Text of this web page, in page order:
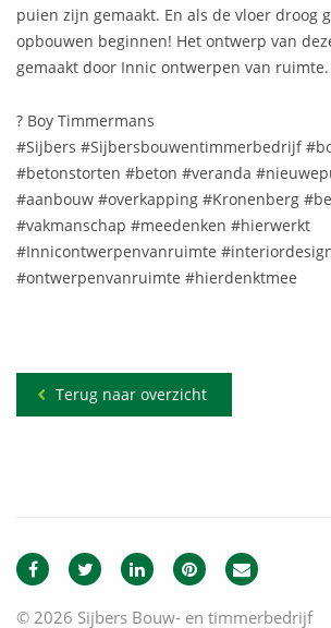
puien zijn gemaakt. En als de vloer droog
opbouwen beginnen! Het ontwerp van
gemaakt door Innic ontwerpen van ruimte.
? Boy Timmermans
#Sijbers #Sijbersbouwentimmerbedrijf
#betonstorten #beton #veranda
#aanbouw #overkapping #Kronenberg
#vakmanschap #meedenken #hierwerkt
#Innicontwerpenvanruimte
#ontwerpenvanruimte #hierdenktmee
Terug naar overzicht
© 2026 Sijbers Bouw- en timmerbedrijf